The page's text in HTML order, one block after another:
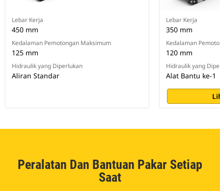
Lebar Kerja
450 mm
Kedalaman Pemotongan Maksimum
125 mm
Hidraulik yang Diperlukan
Aliran Standar
Lebar Kerja
350 mm
Kedalaman
120 mm
Hidraulik yang
Alat Bantu ke-1
Peralatan Dan Bantuan Pakar Setiap
Saat